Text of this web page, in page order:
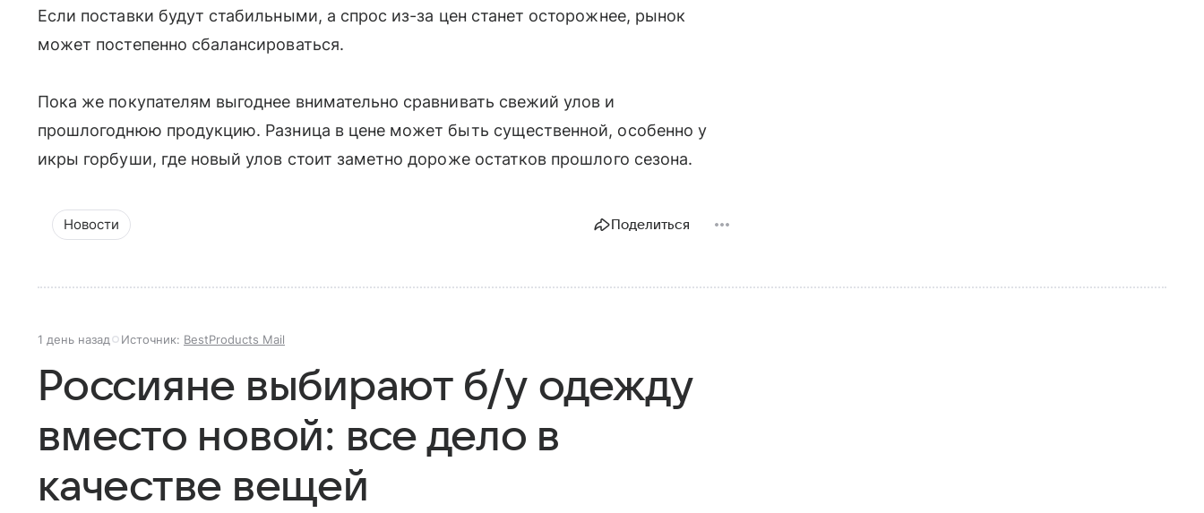
Если поставки будут стабильными, а спрос из-за цен станет осторожнее, рынок
может постепенно сбалансироваться.
Пока же покупателям выгоднее внимательно сравнивать свежий улов и
прошлогоднюю продукцию. Разница в цене может быть существенной, особенно у
икры горбуши, где новый улов стоит заметно дороже остатков прошлого сезона.
Новости Поделиться
1 день назад Источник: BestProducts Mail
Россияне выбирают б/у одежду
вместо новой: все дело в
качестве вещей